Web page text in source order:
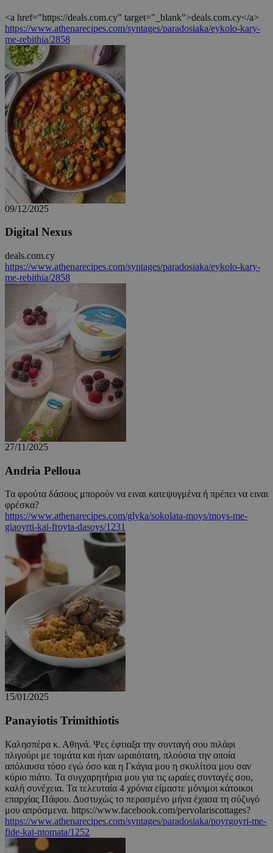
<a href="https://deals.com.cy" target="_blank">deals.com.cy</a>
https://www.athenarecipes.com/syntages/paradosiaka/eykolo-kary-
me-rebithia/2858
09/12/2025
Digital Nexus
deals.com.cy
https://www.athenarecipes.com/syntages/paradosiaka/eykolo-kary-
me-rebithia/2858
27/11/2025
Andria Pelloua
Τα φρούτα δάσους μπορούν να ειναι κατεψυγμένα ή πρέπει να ειναι
φρέσκα?
https://www.athenarecipes.com/glyka/sokolata-moys/moys-me-
giaoyrti-kai-froyta-dasoys/1231
15/01/2025
Panayiotis Trimithiotis
Καλησπέρα κ. Αθηνά. Ψες έφτιαξα την συνταγή σου πιλάφι
πλιγούρι με τομάτα και ήταν ωραιότατη, πλούσια την οποία
απόλαυσα τόσο εγώ όσο και η Γκάγια μου η σκυλίτσα μου σαν
κύριο πιάτο. Τα συγχαρητήρια μου για τις ωραίες συνταγές σου,
καλή συνέχεια. Τα τελευταία 4 χρόνια είμαστε μόνιμοι κάτοικοι
επαρχίας Πάφου. Δυστυχώς το περασμένο μήνα έχασα τη σύζυγό
μου απρόσμενα. https://www.facebook.com/pervolariscottages?
https://www.athenarecipes.com/syntages/paradosiaka/poyrgoyri-me-
fide-kai-ntomata/1252
G_ENABLED_IDPS
takeOverCookie
cyprus.wiz-
1 μέρα
ShowNewVisitorPopup
LangCookie
PHPSESSID
Google Privacy Policy